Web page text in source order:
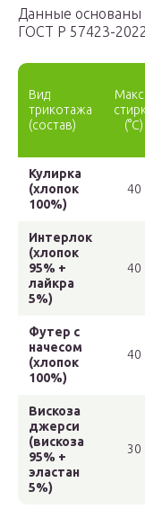
Данные основаны
ГОСТ Р 57423-
Вид
трикотажа
(состав)
(°C)
Кулирка
(хлопок
100%)
40
Интерлок
(хлопок
95% +
лайкра
5%)
40
Футер с
начесом
(хлопок
100%)
40
Вискоза
джерси
(вискоза
95% +
эластан
5%)
30